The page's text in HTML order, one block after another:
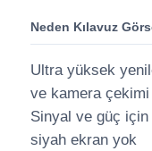
Neden Kılavuz
Ultra yüksek
ve kamera
Sinyal ve güç
siyah ekran yok